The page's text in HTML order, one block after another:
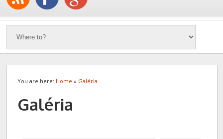
You are here: Home » Galéria
Galéria